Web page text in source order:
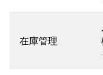
在庫管理